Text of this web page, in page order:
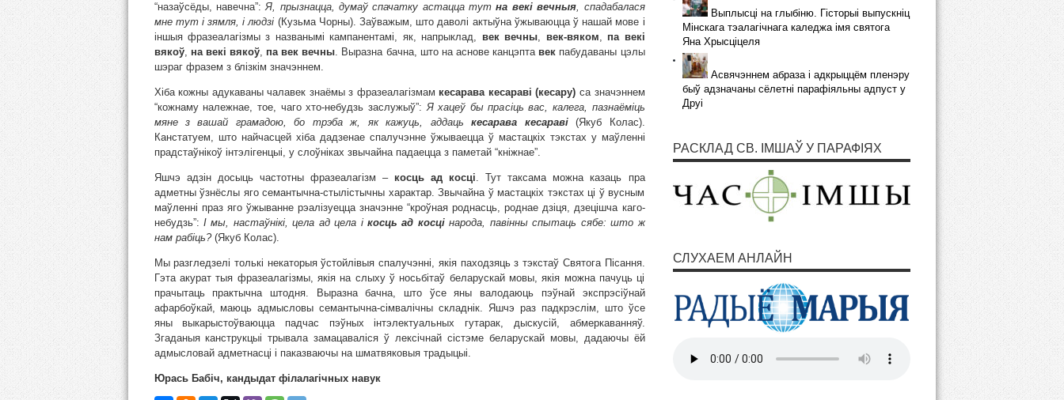
“назаўсёды, навечна”:Я, прызнацца, думаў спачатку астацца тутна векі вечныя, спадабалася
мне тут і зямля, і людзі (Кузьма Чорны). Заўважым, што даволі актыўна ўжываюцца ў нашай мове і
іншыя фразеалагізмы з названымі кампанентамі, як, напрыклад, век вечны, век-вяком, па векі
вякоў, на векі вякоў, па век вечны. Выразна бачна, што на аснове канцэпта век пабудаваны цэлы
шэраг фразем з блізкім значэннем.
Хіба кожны адукаваны чалавек знаёмы з фразеалагізмам кесарава кесараві (кесару) са значэннем
“кожнаму належнае, тое, чаго хто-небудзь заслужыў”:Я хацеў бы прасіць вас, калега, пазнаёміць
мяне з вашай грамадою, бо трэба ж, як кажуць, аддацькесарава кесараві(Якуб Колас).
Канстатуем, што найчасцей хіба дадзенае спалучэнне ўжываецца ў мастацкіх тэкстах у маўленні
прадстаўнікоў інтэлігенцыі, у слоўніках звычайна падаецца з паметай “кніжнае”.
Яшчэ адзін досыць частотны фразеалагізм – косць ад косці. Тут таксама можна казаць пра
адметны ўзнёслы яго семантычна-стылістычны характар. Звычайна ў мастацкіх тэкстах ці ў вусным
маўленні праз яго ўжыванне рэалізуецца значэнне “кроўная роднасць, роднае дзіця, дзецішча каго-
небудзь”: І мы, настаўнікі, цела ад цела і косць ад косцінарода, павінны спытаць сябе: што ж
нам рабіць? (Якуб Колас).
Мы разгледзелі толькі некаторыя ўстойлівыя спалучэнні, якія паходзяць з тэкстаў Святога Пісання.
Гэта акурат тыя фразеалагізмы, якія на слыху ў носьбітаў беларускай мовы, якія можна пачуць ці
прачытаць практычна штодня. Выразна бачна, што ўсе яны валодаюць пэўнай экспрэсіўнай
афарбоўкай, маюць адмысловы семантычна-сімвалічны складнік. Яшчэ раз падкрэслім, што ўсе
яны выкарыстоўваюцца падчас пэўных інтэлектуальных гутарак, дыскусій, абмеркаванняў.
Згаданыя канструкцыі трывала замацаваліся ў лексічнай сістэме беларускай мовы, дадаючы ёй
адмысловай адметнасці і паказваючы на шматвяковыя традыцыі.
Юрась Бабіч, кандыдат філалагічных навук
Выплысці на глыбіню. Гісторыі выпускніц
Мінскага тэалагічнага каледжа імя святога
Яна Хрысціцеля
Асвячэннем абраза і адкрыццём пленэру
быў адзначаны сёлетні парафіяльны адпуст у
Друі
РАСКЛАД СВ. ІМШАЎ У ПАРАФІЯХ
СЛУХАЕМ АНЛАЙН